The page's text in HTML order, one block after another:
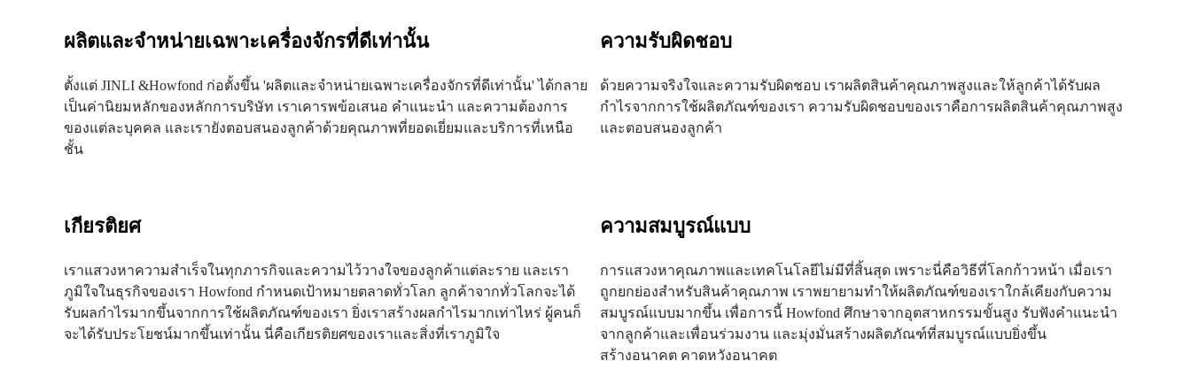
ผลิตและจำหน่ายเฉพาะเครื่องจักรที่ดีเท่านั้น
ตั้งแต่ JINLI &Howfond ก่อตั้งขึ้น 'ผลิตและจำหน่ายเฉพาะเครื่องจักรที่ดีเท่านั้น' ได้กลาย
เป็นค่านิยมหลักของหลักการบริษัท เราเคารพข้อเสนอ คำแนะนำ และความต้องการ
ของแต่ละบุคคล และเรายังตอบสนองลูกค้าด้วยคุณภาพที่ยอดเยี่ยมและบริการที่เหนือ
ชั้น
ความรับผิดชอบ
ด้วยความจริงใจและความรับผิดชอบ เราผลิตสินค้าคุณภาพสูงและให้ลูกค้าได้รับผล
กำไรจากการใช้ผลิตภัณฑ์ของเรา ความรับผิดชอบของเราคือการผลิตสินค้าคุณภาพสูง
และตอบสนองลูกค้า
เกียรติยศ
เราแสวงหาความสำเร็จในทุกภารกิจและความไว้วางใจของลูกค้าแต่ละราย และเรา
ภูมิใจในธุรกิจของเรา Howfond กำหนดเป้าหมายตลาดทั่วโลก ลูกค้าจากทั่วโลกจะได้
รับผลกำไรมากขึ้นจากการใช้ผลิตภัณฑ์ของเรา ยิ่งเราสร้างผลกำไรมากเท่าไหร่ ผู้คนก็
จะได้รับประโยชน์มากขึ้นเท่านั้น นี่คือเกียรติยศของเราและสิ่งที่เราภูมิใจ
ความสมบูรณ์แบบ
การแสวงหาคุณภาพและเทคโนโลยีไม่มีที่สิ้นสุด เพราะนี่คือวิธีที่โลกก้าวหน้า เมื่อเรา
ถูกยกย่องสำหรับสินค้าคุณภาพ เราพยายามทำให้ผลิตภัณฑ์ของเราใกล้เคียงกับความ
สมบูรณ์แบบมากขึ้น เพื่อการนี้ Howfond ศึกษาจากอุตสาหกรรมขั้นสูง รับฟังคำแนะนำ
จากลูกค้าและเพื่อนร่วมงาน และมุ่งมั่นสร้างผลิตภัณฑ์ที่สมบูรณ์แบบยิ่งขึ้น
สร้างอนาคต คาดหวังอนาคต